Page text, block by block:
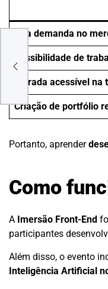
Alta demanda no
Possibilidade de
Entrada acessível na
Criação de portfólio
Portanto, aprender
Como
A Imersão Front-End
participantes
Além disso, o evento
Inteligência Artificial